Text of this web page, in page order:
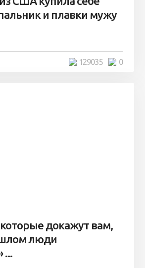
и плавки мужу
0
129035
докажут вам,
люди
...